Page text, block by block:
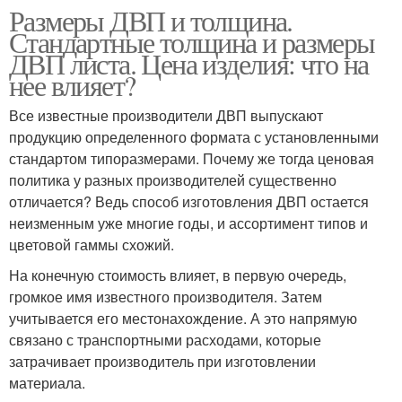
Размеры ДВП и толщина.
Стандартные толщина и размеры
ДВП листа. Цена изделия: что на
нее влияет?
Все известные производители ДВП выпускают
продукцию определенного формата с установленными
стандартом типоразмерами. Почему же тогда ценовая
политика у разных производителей существенно
отличается? Ведь способ изготовления ДВП остается
неизменным уже многие годы, и ассортимент типов и
цветовой гаммы схожий.
На конечную стоимость влияет, в первую очередь,
громкое имя известного производителя. Затем
учитывается его местонахождение. А это напрямую
связано с транспортными расходами, которые
затрачивает производитель при изготовлении
материала.